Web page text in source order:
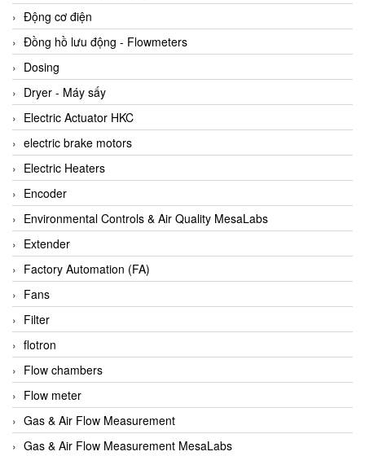
AMPTRON Vietnam
AND Vietnam
ANDERSON-NEGELE
ANDILOG Technologies Vietnam
Anritsu
ANTEC S.A
Antico pumps
Anybus/ HMS
AOBEN
Apex Dynamics Vietnam
Apex Dynamics Vietnam
Apiste
APLISENS VietNam
Apollo Fire
Appleton
AQ Matic
Aqualabo Vietnam
Aquametro
Động cơ điện
Đồng hồ lưu động - Flowmeters
Dosing
Dryer - Máy sấy
Electric Actuator HKC
electric brake motors
Electric Heaters
Encoder
Environmental Controls & Air Quality MesaLabs
Extender
Factory Automation (FA)
Fans
Filter
flotron
Flow chambers
Flow meter
Gas & Air Flow Measurement
Gas & Air Flow Measurement MesaLabs